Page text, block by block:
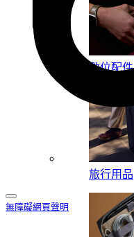
無障礙網頁聲明
數位配件
旅行用品